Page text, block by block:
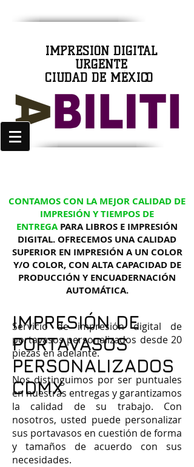
IMPRESIÓN DIGITAL
URGENTE
CIUDAD DE MÉXICO
CONTAMOS CON LA MEJOR CALIDAD DE
IMPRESIÓN Y TIEMPOS DE
ENTREGAPARA LIBROS E IMPRESIÓN
DIGITAL. OFRECEMOS UNA CALIDAD
SUPERIOR EN IMPRESIÓN A UN COLOR
Y/O COLOR, CON ALTA CAPACIDAD DE
PRODUCCIÓN Y ENCUADERNACIÓN
AUTOMÁTICA.
IMPRESIÓN DE
PORTAVASOS
PERSONALIZADOS
CDMX
Servicio de impresión digital de
portavasos personalizados desde 20
piezas en adelante.
Nos distinguimos por ser puntuales
en nuestras entregas y garantizamos
la calidad de su trabajo. Con
nosotros, usted puede personalizar
sus portavasos en cuestión de forma
y tamaños de acuerdo con sus
necesidades.